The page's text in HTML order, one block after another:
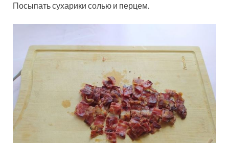
Посыпать сухарики солью и перцем.